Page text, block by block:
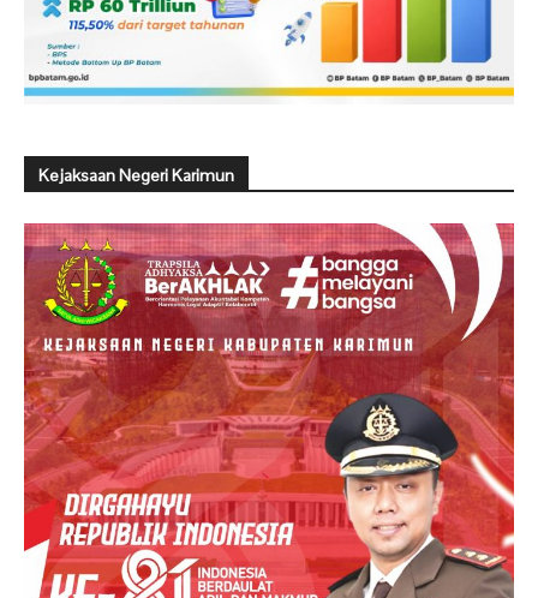
Kejaksaan Negeri Karimun